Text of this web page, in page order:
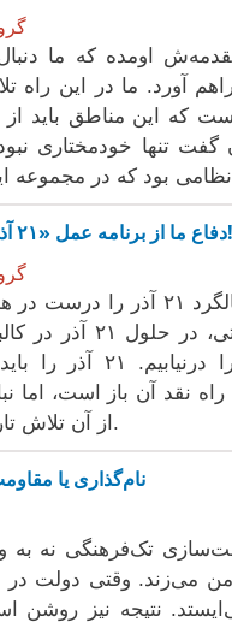
شده در مقدمه‌ش اومده که
آورد. ما در این
این مناطق باید از
گفت تنها خودمختاری
دفاع ما از برنامه عمل «۲۱ آذر» و اجرای آن، همچنان پابرجاست!
بیانیه‌ی گروه ملی و قومی حزب ما
کالبد فرقه دمکرات
آنجاست که شگردهای چپ
نقد آن باز است، اما
از آن تلاش تاریخی چپ ایران، چشم‌ فروبست.
نام‌گذاری یا
تک‌فرهنگی نه به
وقتی دولت در
نتیجه نیز روشن